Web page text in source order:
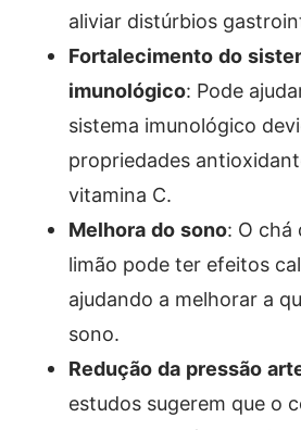
aliviar distúrbios
Fortalecimento do
imunológico: Pode
sistema imunológico
propriedades
vitamina C.
Melhora do sono: O chá
limão pode ter efeitos
ajudando a melhorar a
sono.
Redução da pressão
estudos sugerem que o